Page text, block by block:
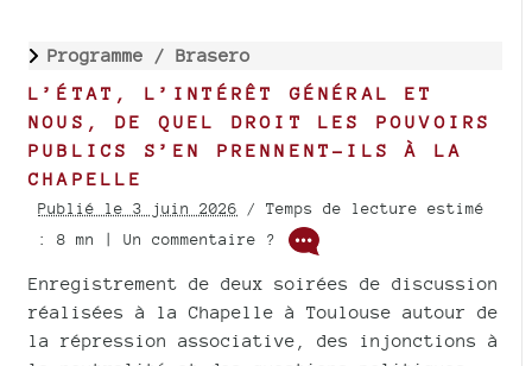
Programme / Brasero
L’ÉTAT, L’INTÉRÊT GÉNÉRAL ET
NOUS, DE QUEL DROIT LES POUVOIRS
PUBLICS S’EN PRENNENT-ILS À LA
CHAPELLE
Publié le 3 juin 2026 / Temps de lecture estimé
: 8 mn | Un commentaire ?
Enregistrement de deux soirées de discussion
réalisées à la Chapelle à Toulouse autour de
la répression associative, des injonctions à